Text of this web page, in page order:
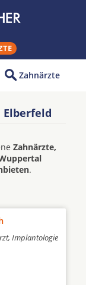
Zahnärzte
Zahnärzte,
.
Implantologie